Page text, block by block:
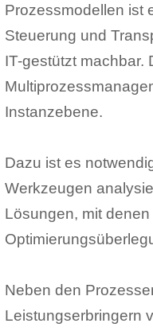
Prozessmodellen ist
Steuerung und
IT-gestützt machbar.
Instanzebene.
Dazu ist es
Werkzeugen
Lösungen, mit
Neben den
Leistungserbringern